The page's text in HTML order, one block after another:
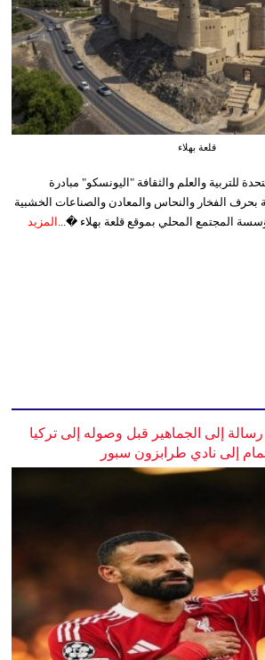
قلعة بهلاء
للتربية والعلم والثقافة "اليونسكو" مبادرة
بحرف الفخار والنحاس والمعادن والصناعات الخشبية
المجتمع المحلي بموقع قلعة بهلاء �... المزيد
إلى الجماهير قبل وصوله إلى تركيا
إلى نادي طرابزون سبور